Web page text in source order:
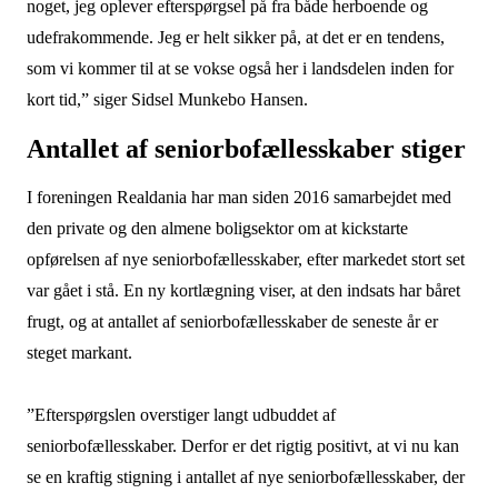
noget, jeg oplever efterspørgsel på fra både herboende og
udefrakommende. Jeg er helt sikker på, at det er en tendens,
som vi kommer til at se vokse også her i landsdelen inden for
kort tid,” siger Sidsel Munkebo Hansen.
Antallet af seniorbofællesskaber stiger
I foreningen Realdania har man siden 2016 samarbejdet med
den private og den almene boligsektor om at kickstarte
opførelsen af nye seniorbofællesskaber, efter markedet stort set
var gået i stå. En ny kortlægning viser, at den indsats har båret
frugt, og at antallet af seniorbofællesskaber de seneste år er
steget markant.
”Efterspørgslen overstiger langt udbuddet af
seniorbofællesskaber. Derfor er det rigtig positivt, at vi nu kan
se en kraftig stigning i antallet af nye seniorbofællesskaber, der